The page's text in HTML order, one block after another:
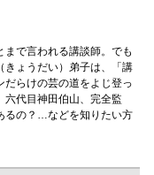
で言われる講談師。でも
きょうだい）弟子は、「講
らけの芸の道をよじ登っ
代目神田伯山、完全監
るの？…などを知りたい方